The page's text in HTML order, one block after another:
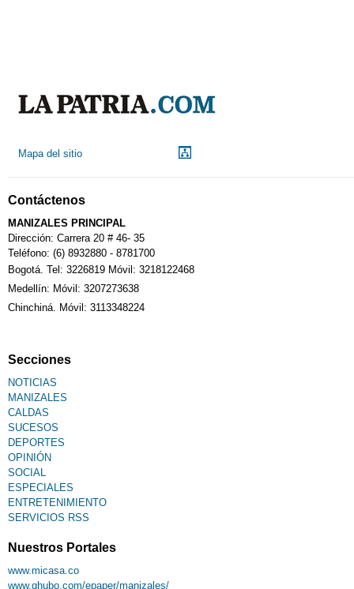
Mapa del sitio
Contáctenos
MANIZALES PRINCIPAL
Dirección: Carrera 20 # 46- 35
Teléfono: (6) 8932880 - 8781700
Bogotá. Tel: 3226819 Móvil: 3218122468
Medellín: Móvil: 3207273638
Chinchiná. Móvil: 3113348224
Secciones
NOTICIAS
MANIZALES
CALDAS
SUCESOS
DEPORTES
OPINIÓN
SOCIAL
ESPECIALES
ENTRETENIMIENTO
SERVICIOS RSS
Nuestros Portales
www.micasa.co
www.qhubo.com/epaper/manizales/